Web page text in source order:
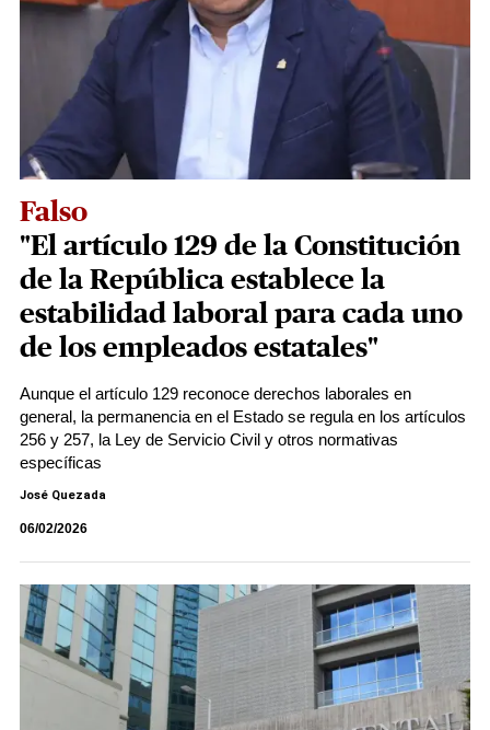
Falso
"El artículo 129 de la Constitución
de la República establece la
estabilidad laboral para cada uno
de los empleados estatales"
Aunque el artículo 129 reconoce derechos laborales en
general, la permanencia en el Estado se regula en los artículos
256 y 257, la Ley de Servicio Civil y otros normativas
específicas
José Quezada
06/02/2026